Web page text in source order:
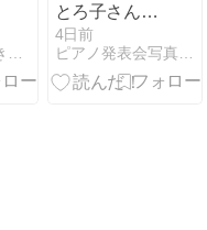
がんばれ!!小さき生命（いのち）たちよ
とろ子さん、
ゲージ生活に
慣れたかな？
4日前
ピアノ発表会写真撮影と広報ママさんカメラマン応援